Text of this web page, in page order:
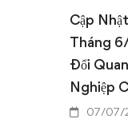
Cập
Tháng
Đổi
Nghiệp
07/07/